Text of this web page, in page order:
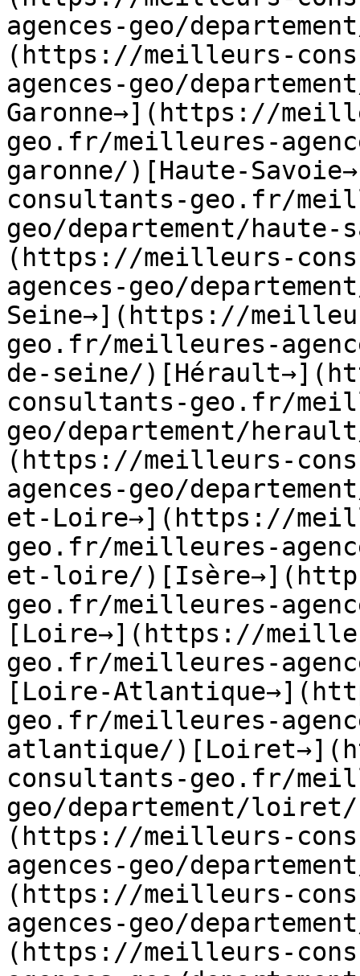
agences-geo/
(https://meilleurs-
agences-geo/
Garonne→](https://
geo.fr/meilleures-
garonne/)[Haute-
consultants-geo.fr/
geo/departement/
(https://meilleurs-
agences-geo/
Seine→](https://
geo.fr/meilleures-
de-seine/
consultants-geo.fr/
geo/departement/
(https://meilleurs-
agences-geo/
et-Loire→](https://
geo.fr/meilleures-
et-loire/
geo.fr/meilleures-
[Loire→](https://
geo.fr/meilleures-
[Loire-
geo.fr/meilleures-
atlantique/
consultants-geo.fr/
geo/departement/
(https://meilleurs-
agences-geo/
(https://meilleurs-
agences-geo/
(https://meilleurs-